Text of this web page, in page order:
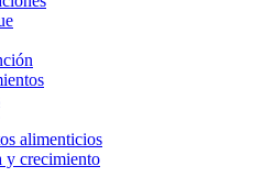
alimenticios
y crecimiento